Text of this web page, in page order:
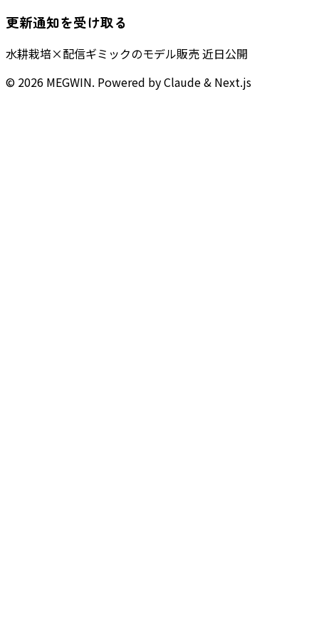
更新通知を受け取る
水耕栽培×配信ギミックのモデル販売 近日公開
© 2026 MEGWIN. Powered by Claude & Next.js